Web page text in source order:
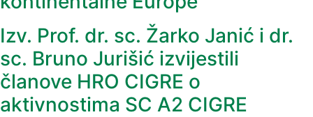
Izv. Prof. dr. sc. Žarko Janić i dr.
sc. Bruno Jurišić izvijestili
članove HRO CIGRE o
aktivnostima SC A2 CIGRE